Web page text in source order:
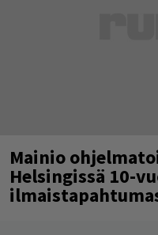
Mainio
Helsingissä 10-